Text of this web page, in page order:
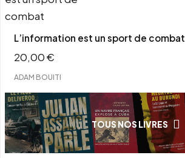
L’information est un sport de combat
20,00€
ADAM BOUITI
TOUS NOS LIVRES